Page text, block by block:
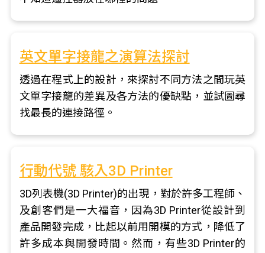
英文單字接龍之演算法探討
透過在程式上的設計，來探討不同方法之間玩英
文單字接龍的差異及各方法的優缺點，並試圖尋
找最長的連接路徑。
行動代號 駭入3D Printer
3D列表機(3D Printer)的出現，對於許多工程師、
及創客們是一大福音，因為3D Printer從設計到
產品開發完成，比起以前用開模的方式，降低了
許多成本與開發時間。然而，有些3D Printer的